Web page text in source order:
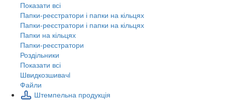
Показати всі
Папки-реєстратори і папки на кільцях
Папки-реєстратори і папки на кільцях
Папки на кільцях
Папки-реєстратори
Роздільники
Показати всі
Швидкозшивачi
Файли
Штемпельна продукція